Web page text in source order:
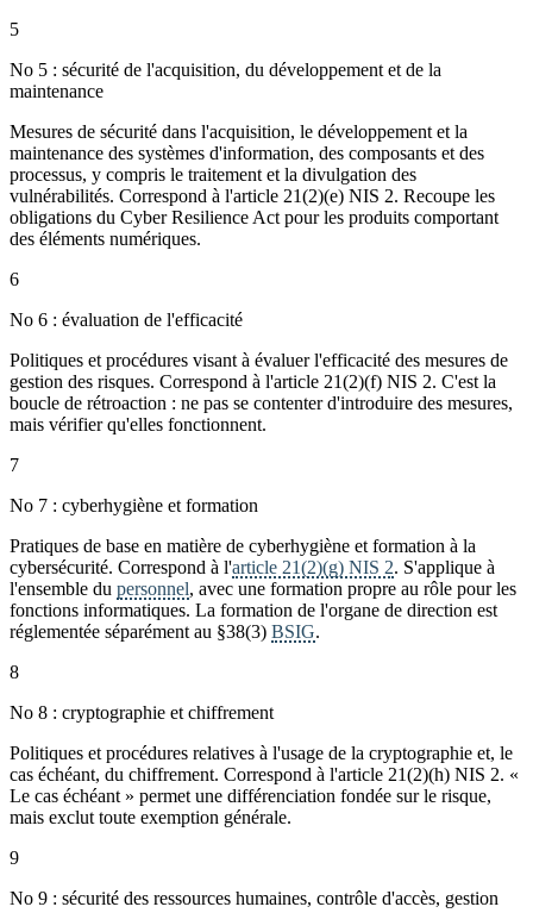
5
No 5 : sécurité de l'acquisition, du développement et de la
maintenance
Mesures de sécurité dans l'acquisition, le développement et la
maintenance des systèmes d'information, des composants et des
processus, y compris le traitement et la divulgation des
vulnérabilités. Correspond à l'article 21(2)(e) NIS 2. Recoupe les
obligations du Cyber Resilience Act pour les produits comportant
des éléments numériques.
6
No 6 : évaluation de l'efficacité
Politiques et procédures visant à évaluer l'efficacité des mesures de
gestion des risques. Correspond à l'article 21(2)(f) NIS 2. C'est la
boucle de rétroaction : ne pas se contenter d'introduire des mesures,
mais vérifier qu'elles fonctionnent.
7
No 7 : cyberhygiène et formation
Pratiques de base en matière de cyberhygiène et formation à la
cybersécurité. Correspond à l'article 21(2)(g) NIS 2. S'applique à
l'ensemble du personnel, avec une formation propre au rôle pour les
fonctions informatiques. La formation de l'organe de direction est
réglementée séparément au §38(3) BSIG.
8
No 8 : cryptographie et chiffrement
Politiques et procédures relatives à l'usage de la cryptographie et, le
cas échéant, du chiffrement. Correspond à l'article 21(2)(h) NIS 2. «
Le cas échéant » permet une différenciation fondée sur le risque,
mais exclut toute exemption générale.
9
No 9 : sécurité des ressources humaines, contrôle d'accès, gestion